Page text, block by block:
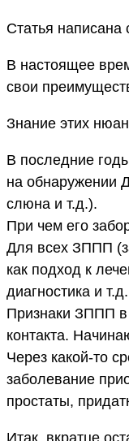
Статья
В настоящее
свои
Знание этих
В последние
на обнаружении
слюна и т.д.).
При чем его
Для всех ЗППП
как подход к
диагностика и т.д.
Признаки ЗППП в
контакта.
Через какой-то
заболевание
простаты,
Итак, вкратце